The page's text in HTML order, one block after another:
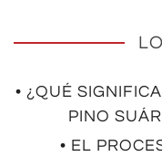
• ¿QUÉ
PINO
• EL